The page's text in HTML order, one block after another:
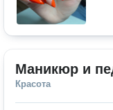
Маникюр и
Красота